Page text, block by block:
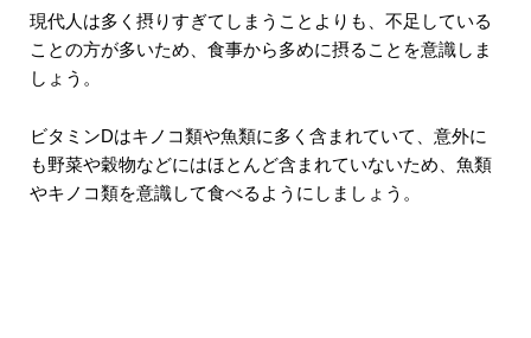
現代人は多く摂りすぎてしまうことよりも、不足している
ことの方が多いため、食事から多めに摂ることを意識しま
しょう。
ビタミンDはキノコ類や魚類に多く含まれていて、意外に
も野菜や穀物などにはほとんど含まれていないため、魚類
やキノコ類を意識して食べるようにしましょう。